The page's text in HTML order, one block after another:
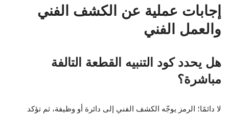
إجابات عملية عن الكشف الفني
والعمل الفني
هل يحدد كود التنبيه القطعة التالفة
مباشرة؟
لا دائمًا؛ الرمز يوجّه الكشف الفني إلى دائرة أو وظيفة، ثم تؤكد